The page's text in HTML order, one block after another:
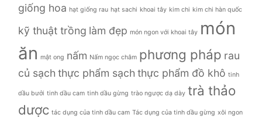
giống hoa hạt giống rau hạt sachi khoai tây kim chi kim chi hàn quốc
kỹ thuật trồng làm đẹp món ngon với khoai tây món
ăn mật ong nấm Nấm ngọc châm phương pháp rau
củ sạch thực phẩm sạch thực phẩm đồ khô tinh
dầu bưởi tinh dầu cam tinh dầu gừng trào ngược dạ dày trà thảo
dược tác dụng của tinh dầu cam Tác dụng của tinh dầu gừng xôi ngon